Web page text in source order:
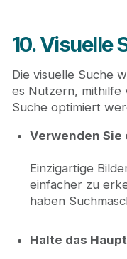
10. Visuelle
Die visuelle Suche
es Nutzern, mithilfe
Suche optimiert
Verwenden
Einzigartige
einfacher zu
haben
Halte das